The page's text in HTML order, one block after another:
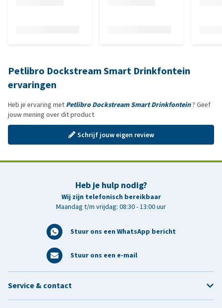
Petlibro Dockstream Smart Drinkfontein
ervaringen
Heb je ervaring met Petlibro Dockstream Smart Drinkfontein? Geef
jouw mening over dit product
Schrijf jouw eigen review
Heb je hulp nodig?
Wij zijn telefonisch bereikbaar
Maandag t/m vrijdag: 08:30 - 13:00 uur
Stuur ons een WhatsApp bericht
Stuur ons een e-mail
Service & contact